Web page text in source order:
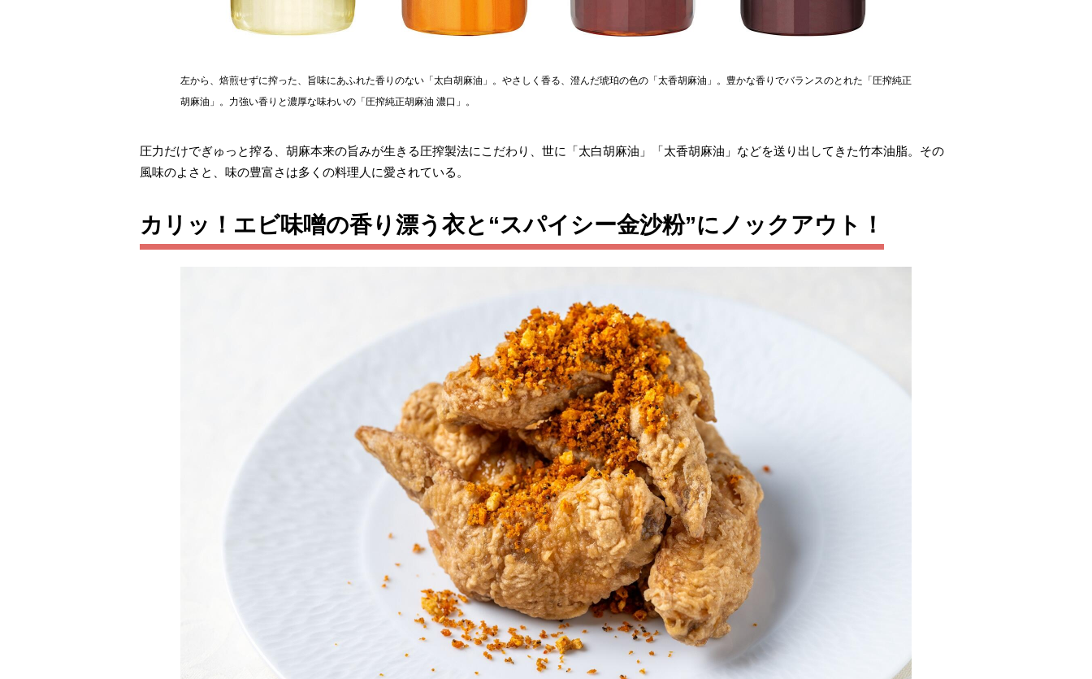
左から、焙煎せずに搾った、旨味にあふれた香りのない「太白胡麻油」。やさしく香る、澄んだ琥珀の色の「太香胡麻油」。豊かな香りでバランスのとれた「圧搾純正
胡麻油」。力強い香りと濃厚な味わいの「圧搾純正胡麻油 濃口」。
圧力だけでぎゅっと搾る、胡麻本来の旨みが生きる圧搾製法にこだわり、世に「太白胡麻油」「太香胡麻油」などを送り出してきた竹本油脂。その
風味のよさと、味の豊富さは多くの料理人に愛されている。
カリッ！エビ味噌の香り漂う衣と“スパイシー金沙粉”にノックアウト！